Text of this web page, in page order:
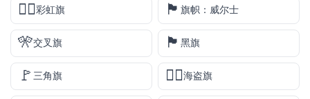
🏳️‍🌈彩虹旗 🏴󠁧󠁢󠁷󠁬󠁳󠁿 旗帜：威尔士
🎌交叉旗 🏴 黑旗
🚩 三角旗 🏴‍☠️海盗旗